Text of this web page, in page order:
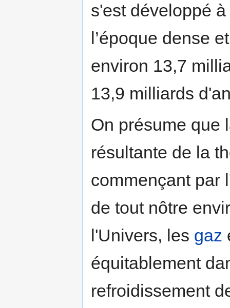
s'est développé
l’époque dense
environ 13,7
13,9 milliards
On présume que
résultante de la
commençant par
de tout nôtre
l'Univers, les gaz
équitablement
refroidissement